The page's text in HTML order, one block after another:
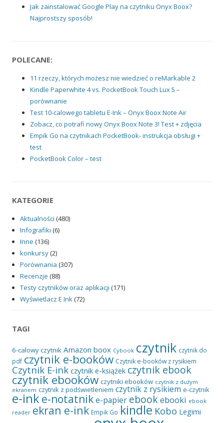
Jak zainstalować Google Play na czytniku Onyx Boox?
Najprostszy sposób!
POLECANE:
11 rzeczy, których możesz nie wiedzieć o reMarkable 2
Kindle Paperwhite 4 vs. PocketBook Touch Lux 5 –
porównanie
Test 10-calowego tabletu E-Ink – Onyx Boox Note Air
Zobacz, co potrafi nowy Onyx Boox Note 3! Test + zdjęcia
Empik Go na czytnikach PocketBook- instrukcja obsługi +
test
PocketBook Color – test
KATEGORIE
Aktualności (480)
Infografiki (6)
Inne (136)
konkursy(2)
Porównania (307)
Recenzje (88)
Testy czytników oraz aplikacji (171)
Wyświetlacz E Ink(72)
TAGI
6-calowy czytnik Amazon boox Cybook czytnik czytnik do
pdf czytnik e-booków Czytnik e-booków z rysikiem
Czytnik E-ink czytnik e-książek czytnik ebook
czytnik ebooków czytniki ebooków czytnik z dużym
ekranem czytnik z podświetleniem czytnik z rysikiem e-czytnik
e-ink e-notatnike-papier ebookebooki ebook
reader ekran e-ink Empik Go kindle Kobo Legimi